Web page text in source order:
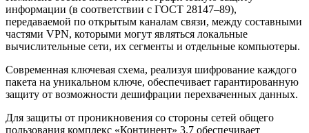
информации (в соответствии с ГОСТ 28147–89),
передаваемой по открытым каналам связи, между составными
частями VPN, которыми могут являться локальные
вычислительные сети, их сегменты и отдельные компьютеры.
Современная ключевая схема, реализуя шифрование каждого
пакета на уникальном ключе, обеспечивает гарантированную
защиту от возможности дешифрации перехваченных данных.
Для защиты от проникновения со стороны сетей общего
пользования комплекс «Континент» 3.7 обеспечивает